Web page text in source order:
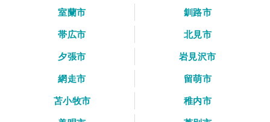
室蘭市
釧路市
帯広市
北見市
夕張市
岩見沢市
網走市
留萌市
苫小牧市
稚内市